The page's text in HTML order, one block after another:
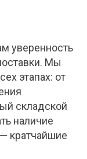
уверенность
Мы
этапах: от
складской
наличие
кратчайшие